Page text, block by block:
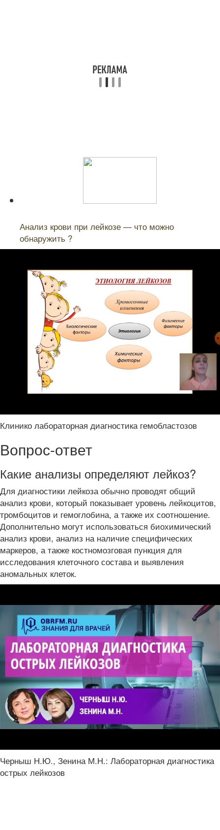
Анализ крови при лейкозе — что можно
обнаружить ?
Клинико лабораторная диагностика гемобластозов
Вопрос-ответ
Какие анализы определяют лейкоз?
Для диагностики лейкоза обычно проводят общий
анализ крови, который показывает уровень лейкоцитов,
тромбоцитов и гемоглобина, а также их соотношение.
Дополнительно могут использоваться биохимический
анализ крови, анализ на наличие специфических
маркеров, а также костномозговая пункция для
исследования клеточного состава и выявления
аномальных клеток.
Черныш Н.Ю., Зенина М.Н.: Лабораторная диагностика
острых лейкозов